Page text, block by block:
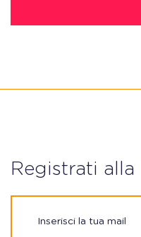
Registrati alla